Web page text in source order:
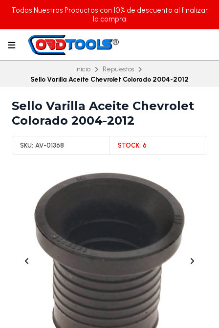
Todos Nuestros Productos con 10% de descuento al finalizar
la compra
Inicio
Repuestos
Sello Varilla Aceite Chevrolet Colorado 2004-2012
Sello Varilla Aceite Chevrolet
Colorado 2004-2012
SKU: AV-01368 STOCK: 6